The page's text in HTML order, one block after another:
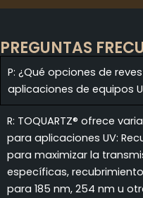
PREGUNTAS
P: ¿Qué opciones de
aplicaciones de equipos
R: TOQUARTZ® ofrece
para aplicaciones UV:
para maximizar la
específicas,
para 185 nm, 254 nm u